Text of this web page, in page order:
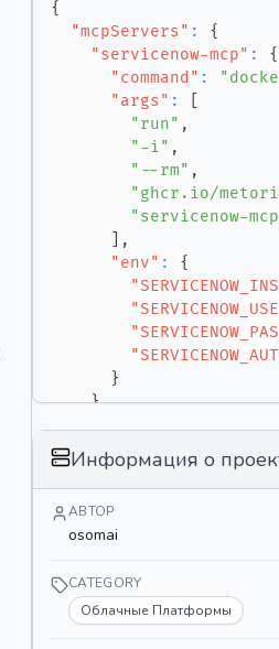
{
"mcpServers" :
{
"servicenow-mcp" :
{
"command" :
"args" :
"run" ,
"-i" ,
"--rm" ,
"ghcr.io/
"servicenow-
,
"env" :
{
}
}
} Информация о
АВТОР
osomai
CATEGORY
Облачные Платформы